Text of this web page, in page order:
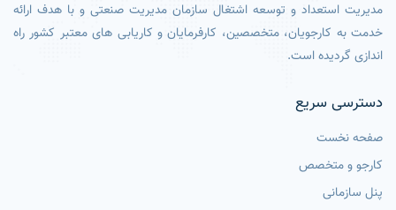
مدیریت استعداد و توسعه اشتغال سازمان مدیریت صنعتی و با هدف ارائه
خدمت به کارجویان، متخصصین، کارفرمایان و کاریابی های معتبر کشور راه
اندازی گردیده است.
دسترسی سریع
صفحه نخست
کارجو و متخصص
پنل سازمانی